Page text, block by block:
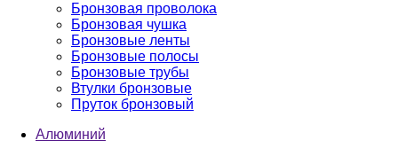
Бронзовая проволока
Бронзовая чушка
Бронзовые ленты
Бронзовые полосы
Бронзовые трубы
Втулки бронзовые
Пруток бронзовый
Алюминий